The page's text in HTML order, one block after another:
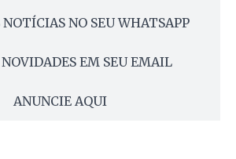
NOTÍCIAS NO SEU WHATSAPP
EM SEU EMAIL
ANUNCIE AQUI